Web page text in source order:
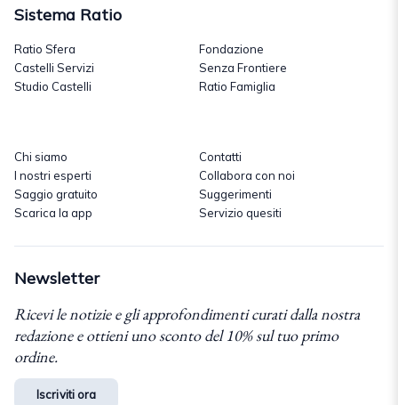
Sistema Ratio
Ratio Sfera
Castelli Servizi
Studio Castelli
Fondazione
Senza Frontiere
Ratio Famiglia
Chi siamo
I nostri esperti
Saggio gratuito
Scarica la app
Contatti
Collabora con noi
Suggerimenti
Servizio quesiti
Newsletter
Ricevi le notizie e gli approfondimenti curati dalla nostra
redazione e ottieni uno sconto del 10% sul tuo primo
ordine.
Iscriviti ora